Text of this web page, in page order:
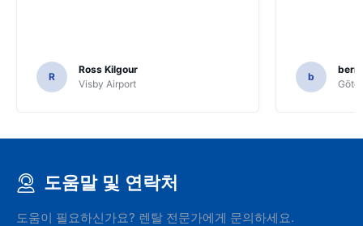
R
Ross Kilgour
Visby Airport
b
도움말 및 연락처
도움이 필요하신가요? 렌탈 전문가에게 문의하세요.